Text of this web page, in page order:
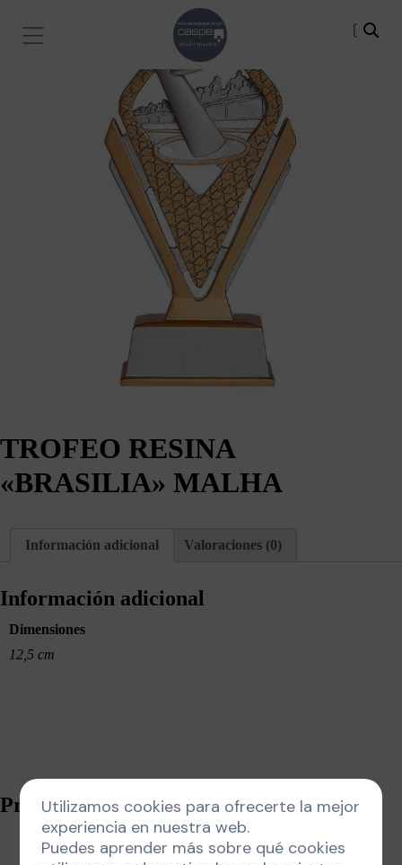
TROFEO RESINA
«BRASILIA» MALHA
Información adicional Valoraciones (0)
Información adicional
Dimensiones
12,5 cm
Productos relacionados
Utilizamos cookies para ofrecerte la mejor
experiencia en nuestra web.
Puedes aprender más sobre qué cookies